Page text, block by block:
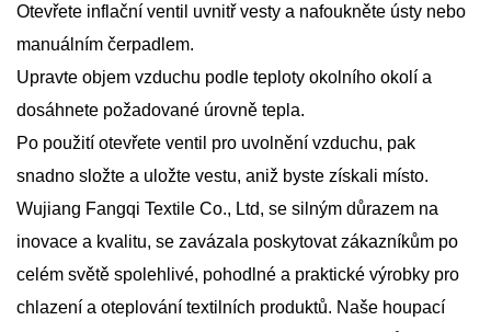
Otevřete inflační ventil uvnitř vesty a nafoukněte ústy nebo
manuálním čerpadlem.
Upravte objem vzduchu podle teploty okolního okolí a
dosáhnete požadované úrovně tepla.
Po použití otevřete ventil pro uvolnění vzduchu, pak
snadno složte a uložte vestu, aniž byste získali místo.
Wujiang Fangqi Textile Co., Ltd, se silným důrazem na
inovace a kvalitu, se zavázala poskytovat zákazníkům po
celém světě spolehlivé, pohodlné a praktické výrobky pro
chlazení a oteplování textilních produktů. Naše houpací